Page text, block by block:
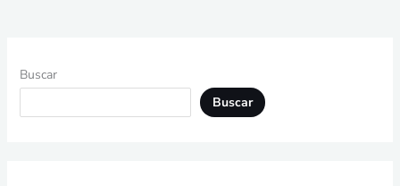
Buscar
Buscar